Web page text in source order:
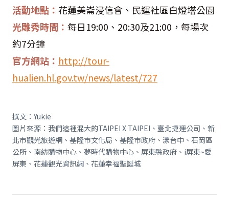
活動地點： 花蓮美崙浸信會、民運社區白燈塔公園
光雕秀時間： 每日19:00 、 20:30及21:00 ，每場次
約7分鐘
官方網站： http://tour-
hualien.hl.gov.tw/news/latest/727
撰文： Yukie
圖片來源：我們這裡混大的TAIPEI X TAIPEI、臺北捷運公司、新
北市觀光旅遊網、基隆市文化局、基隆市政府、漾台中、石岡區
公所、南紡購物中心、夢時代購物中心、屏東縣政府、 i屏東~愛
屏東、花蓮觀光資訊網、花蓮幸福聖誕城